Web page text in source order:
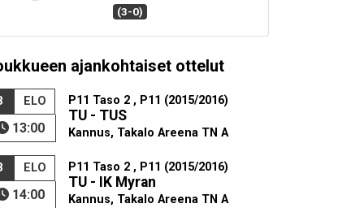
(3-0)
ajankohtaiset ottelut
ELO
13:00
P11 Taso 2 , P11 (2015/2016)
TU - TUS
Kannus, Takalo Areena TN A
ELO
14:00
P11 Taso 2 , P11 (2015/2016)
TU - IK Myran
Kannus, Takalo Areena TN A